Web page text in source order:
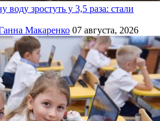
воду зростуть у 3,5 раза: стали
Макаренко 07 августа, 2026